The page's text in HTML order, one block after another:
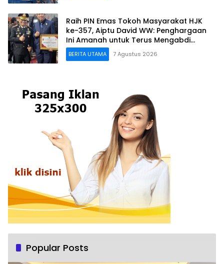
Raih PIN Emas Tokoh Masyarakat HJK
ke-357, Aiptu David WW: Penghargaan
Ini Amanah untuk Terus Mengabdi
kepada Warga Padang
BERITA UTAMA 7 Agustus 2026
Popular Posts